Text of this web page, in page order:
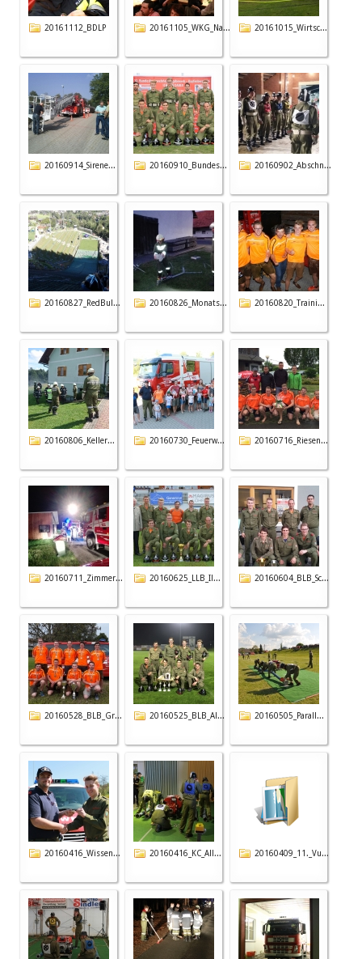
20161112_BDLP 20161105_WKG_Na... 20161015_Wirtsc...
20160914_Sirene... 20160910_Bundes... 20160902_Abschn...
20160827_RedBul... 20160826_Monats... 20160820_Traini...
20160806_Keller... 20160730_Feuerw... 20160716_Riesen...
20160711_Zimmer... 20160625_LLB_Il... 20160604_BLB_Sc...
20160528_BLB_Gr... 20160525_BLB_Al... 20160505_Parall...
20160416_Wissen... 20160416_KC_All... 20160409_11._Vu...